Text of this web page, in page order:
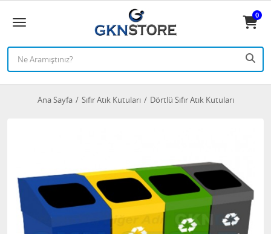
0
Ana Sayfa Sıfır Atık Kutuları Dörtlü Sıfır Atık Kutuları